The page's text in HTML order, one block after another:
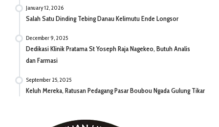
January 12, 2026
Salah Satu Dinding Tebing Danau Kelimutu Ende Longsor
December 9, 2025
Dedikasi Klinik Pratama St Yoseph Raja Nagekeo, Butuh Analis
dan Farmasi
September 25, 2025
Keluh Mereka, Ratusan Pedagang Pasar Boubou Ngada Gulung Tikar